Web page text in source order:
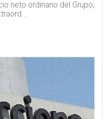
neto ordinario del Grupo,